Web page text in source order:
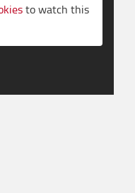
to watch this